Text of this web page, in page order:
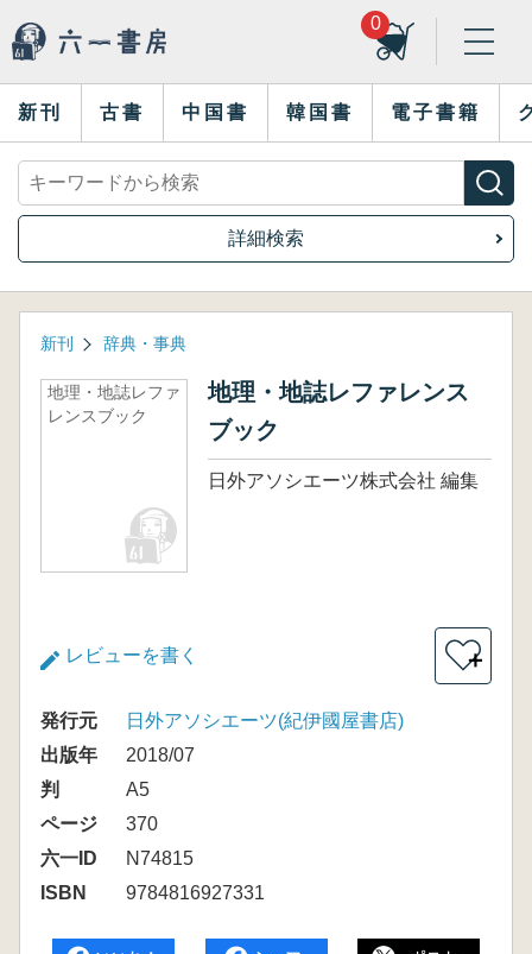
0
新刊 古書 中国書 韓国書 電子書籍
詳細検索
新刊 辞典・事典
地理・地誌レファ
レンスブック
地理・地誌レファレンス
ブック
日外アソシエーツ株式会社 編集
レビューを書く ＋
発行元
日外アソシエーツ(紀伊國屋書店)
出版年
2018/07
判
A5
ページ
370
六一ID
N74815
ISBN
9784816927331